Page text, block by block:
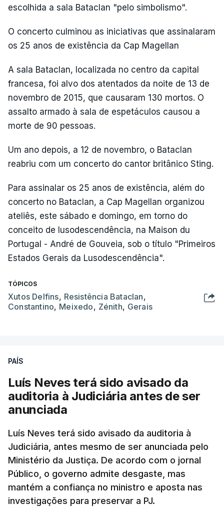
escolhida a sala Bataclan "pelo simbolismo".
O concerto culminou as iniciativas que assinalaram
os 25 anos de existência da Cap Magellan
A sala Bataclan, localizada no centro da capital
francesa, foi alvo dos atentados da noite de 13 de
novembro de 2015, que causaram 130 mortos. O
assalto armado à sala de espetáculos causou a
morte de 90 pessoas.
Um ano depois, a 12 de novembro, o Bataclan
reabriu com um concerto do cantor britânico Sting.
Para assinalar os 25 anos de existência, além do
concerto no Bataclan, a Cap Magellan organizou
ateliês, este sábado e domingo, em torno do
conceito de lusodescendência, na Maison du
Portugal - André de Gouveia, sob o título "Primeiros
Estados Gerais da Lusodescendência".
TÓPICOS
Xutos Delfins, Resistência Bataclan,
Constantino, Meixedo, Zénith, Gerais
PAÍS
Luís Neves terá sido avisado da
auditoria à Judiciária antes de ser
anunciada
Luís Neves terá sido avisado da auditoria à
Judiciária, antes mesmo de ser anunciada pelo
Ministério da Justiça. De acordo com o jornal
Público, o governo admite desgaste, mas
mantém a confiança no ministro e aposta nas
investigações para preservar a PJ.